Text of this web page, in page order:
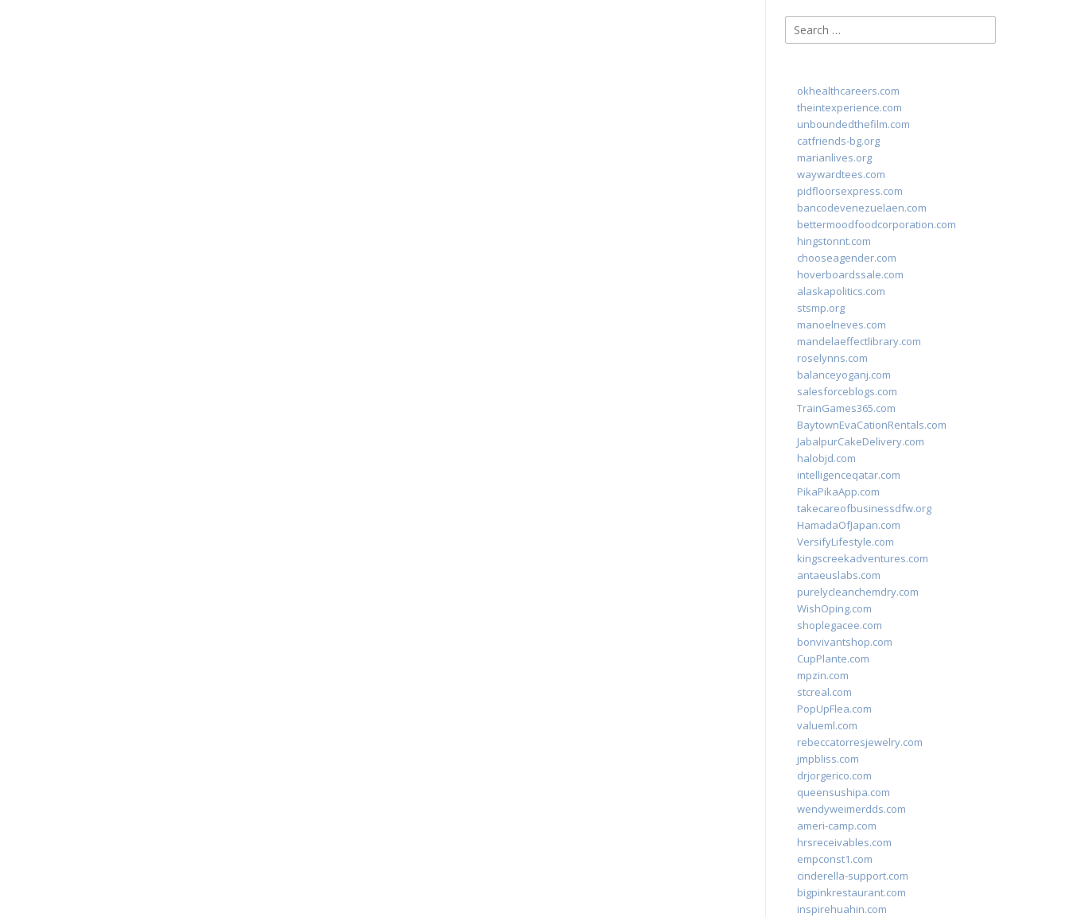
Search
for:
okhealthcareers.com
theintexperience.com
unboundedthefilm.com
catfriends-bg.org
marianlives.org
waywardtees.com
pidfloorsexpress.com
bancodevenezuelaen.com
bettermoodfoodcorporation.com
hingstonnt.com
chooseagender.com
hoverboardssale.com
alaskapolitics.com
stsmp.org
manoelneves.com
mandelaeffectlibrary.com
roselynns.com
balanceyoganj.com
salesforceblogs.com
TrainGames365.com
BaytownEvaCationRentals.com
JabalpurCakeDelivery.com
halobjd.com
intelligenceqatar.com
PikaPikaApp.com
takecareofbusinessdfw.org
HamadaOfJapan.com
VersifyLifestyle.com
kingscreekadventures.com
antaeuslabs.com
purelycleanchemdry.com
WishOping.com
shoplegacee.com
bonvivantshop.com
CupPlante.com
mpzin.com
stcreal.com
PopUpFlea.com
valueml.com
rebeccatorresjewelry.com
jmpbliss.com
drjorgerico.com
queensushipa.com
wendyweimerdds.com
ameri-camp.com
hrsreceivables.com
empconst1.com
cinderella-support.com
bigpinkrestaurant.com
inspirehuahin.com